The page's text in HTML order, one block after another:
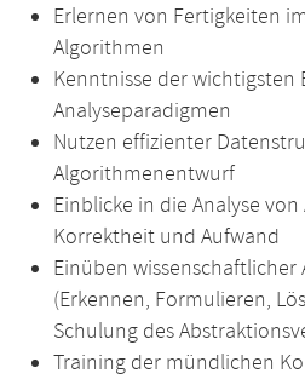
Erlernen von Fertigkeiten
Algorithmen
Kenntnisse der wichtigsten
Analyseparadigmen
Nutzen effizienter
Algorithmenentwurf
Einblicke in die Analyse
Korrektheit und Aufwand
Einüben wissenschaftlicher
(Erkennen, Formulieren,
Schulung des
Training der mündlichen